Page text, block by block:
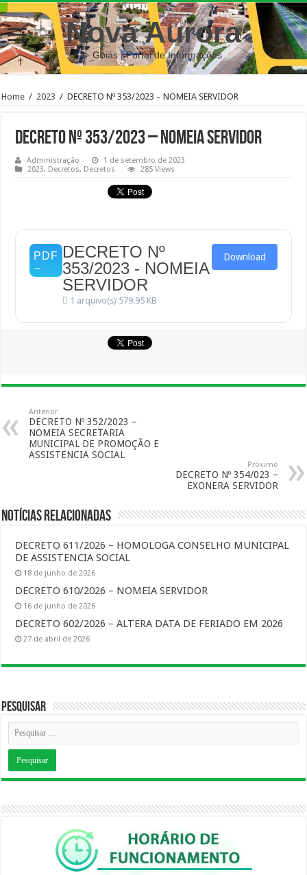
Nova Aurora
– Goiás | Portal de Informações
Home / 2023 / DECRETO Nº 353/2023 – NOMEIA SERVIDOR
DECRETO Nº 353/2023 – NOMEIA SERVIDOR
Administração
1 de setembro de 2023
2023, Decretos, Decretos 285 Views
DECRETO Nº
353/2023 - NOMEIA
SERVIDOR
1 arquivo(s) 579.95 KB
Download
Anterior
DECRETO Nº 352/2023 –
NOMEIA SECRETARIA
MUNICIPAL DE PROMOÇÃO E
ASSISTENCIA SOCIAL
Próximo
DECRETO Nº 354/023 –
EXONERA SERVIDOR
Notícias Relacionadas
DECRETO 611/2026 – HOMOLOGA CONSELHO MUNICIPAL
DE ASSISTENCIA SOCIAL
18 de junho de 2026
DECRETO 610/2026 – NOMEIA SERVIDOR
16 de junho de 2026
DECRETO 602/2026 – ALTERA DATA DE FERIADO EM 2026
27 de abril de 2026
Pesquisar